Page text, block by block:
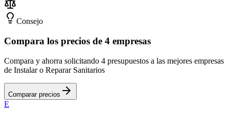
Consejo
Compara los precios de 4 empresas
Compara y ahorra solicitando 4 presupuestos a las mejores empresas
de Instalar o Reparar Sanitarios
Comparar precios
E